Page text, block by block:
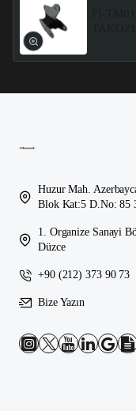
Huzur Mah.
Blok Kat:5 D.No: 85
1. Organize Sanayi
Düzce
+90 (212) 373 90 73
Bize Yazın